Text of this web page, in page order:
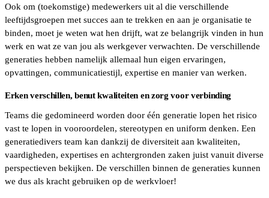
Ook om (toekomstige) medewerkers uit al die verschillende
leeftijdsgroepen met succes aan te trekken en aan je organisatie te
binden, moet je weten wat hen drijft, wat ze belangrijk vinden in hun
werk en wat ze van jou als werkgever verwachten. De verschillende
generaties hebben namelijk allemaal hun eigen ervaringen,
opvattingen, communicatiestijl, expertise en manier van werken.
Erken verschillen, benut kwaliteiten en zorg voor verbinding
Teams die gedomineerd worden door één generatie lopen het risico
vast te lopen in vooroordelen, stereotypen en uniform denken. Een
generatiedivers team kan dankzij de diversiteit aan kwaliteiten,
vaardigheden, expertises en achtergronden zaken juist vanuit diverse
perspectieven bekijken. De verschillen binnen de generaties kunnen
we dus als kracht gebruiken op de werkvloer!